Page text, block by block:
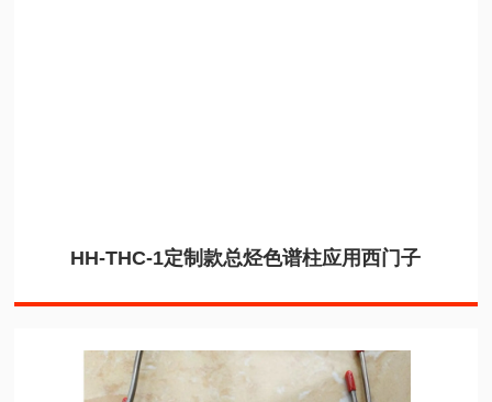
HH-THC-1定制款总烃色谱柱应用西门子